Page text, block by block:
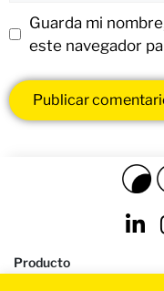
Guarda mi
este navegador
Producto